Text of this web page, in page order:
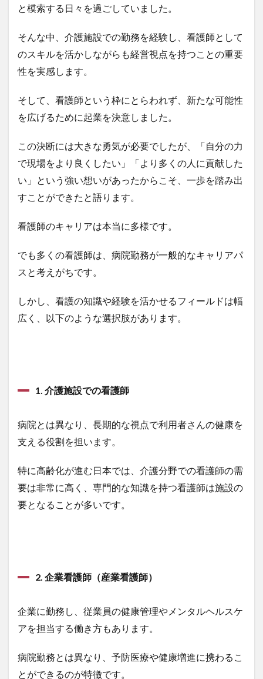
と模索する日々を過ごしていました。
そんな中、介護施設での勤務を経験し、看護師として
のスキルを活かしながらも経営視点を持つことの重要
性を実感します。
そして、看護師という枠にとらわれず、新たな可能性
を広げるために起業を決意しました。
この決断には大きな勇気が必要でしたが、「自分の力
で現場をより良くしたい」「より多くの人に貢献した
い」という強い想いがあったからこそ、一歩を踏み出
すことができたと語ります。
看護師のキャリアは本当に多様です。
でも多くの看護師は、病院勤務が一般的なキャリアパ
スと考えがちです。
しかし、看護の知識や経験を活かせるフィールドは幅
広く、以下のような選択肢があります。
1. 介護施設での看護師
病院とは異なり、長期的な視点で利用者さんの健康を
支える役割を担います。
特に高齢化が進む日本では、介護分野での看護師の需
要は非常に高く、専門的な知識を持つ看護師は施設の
要となることが多いです。
2. 企業看護師（産業看護師）
企業に勤務し、従業員の健康管理やメンタルヘルスケ
アを担当する働き方もあります。
病院勤務とは異なり、予防医療や健康増進に携わるこ
とができるのが特徴です。